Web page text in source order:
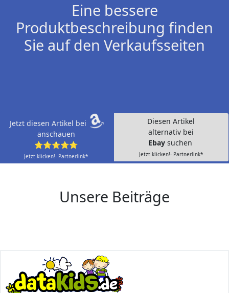
Eine bessere
Produktbeschreibung finden
Sie auf den Verkaufsseiten
Jetzt diesen Artikel bei
anschauen
⭐⭐⭐⭐⭐
Jetzt klicken!- Partnerlink*
Diesen Artikel
alternativ bei
Ebay suchen
Jetzt klicken!- Partnerlink*
Unsere Beiträge